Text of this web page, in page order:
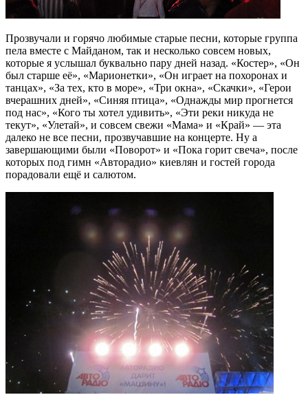
Прозвучали и горячо любимые старые песни, которые группа
пела вместе с Майданом, так и несколько совсем новых,
которые я услышал буквально пару дней назад. «Костер», «Он
был старше её», «Марионетки», «Он играет на похоронах и
танцах», «За тех, кто в море», «Три окна», «Скачки», «Герои
вчерашних дней», «Синяя птица», «Однажды мир прогнется
под нас», «Кого ты хотел удивить», «Эти реки никуда не
текут», «Улетай», и совсем свежи «Мама» и «Край» — эта
далеко не все песни, прозвучавшие на концерте. Ну а
завершающими были «Поворот» и «Пока горит свеча», после
которых под гимн «Авторадио» киевлян и гостей города
порадовали ещё и салютом.